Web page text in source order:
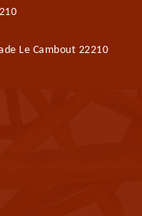
Le Cambout 22210